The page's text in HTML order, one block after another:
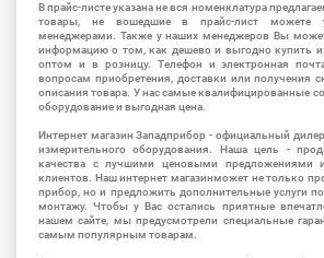
В прайс-листе указана не вся номенклатура
товары, не вошедшие в прайс-лист можете
менеджерами. Также у наших менеджеров Вы
информацию о том, как дешево и выгодно купить
оптом и в розницу. Телефон и электронная
вопросам приобретения, доставки или получения
описания товара. У нас самые квалифицированные
оборудование и выгодная цена.
Интернет магазин Западприбор - официальный
измерительного оборудования. Наша цель -
качества с лучшими ценовыми предложениями
клиентов. Наш интернет магазинможет не только
прибор, но и предложить дополнительные услуги
монтажу. Чтобы у Вас остались приятные
нашем сайте, мы предусмотрели специальные
самым популярным товарам.